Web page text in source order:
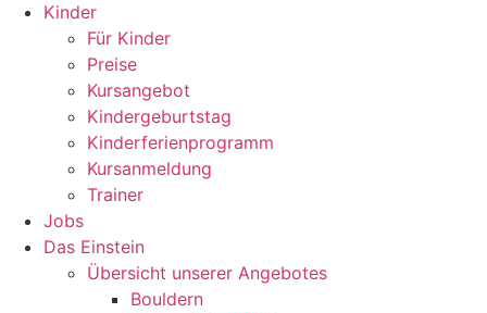
Kinder
Für Kinder
Preise
Kursangebot
Kindergeburtstag
Kinderferienprogramm
Kursanmeldung
Trainer
Jobs
Das Einstein
Übersicht unserer Angebotes
Bouldern